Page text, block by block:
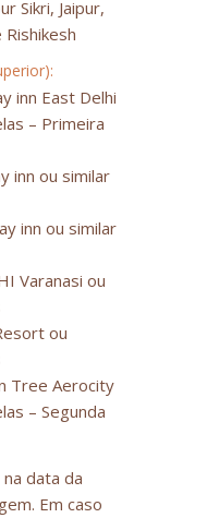
Sikri, Jaipur,
Rishikesh
inn East Delhi
– Primeira
inn ou similar
inn ou similar
Varanasi ou
ou
Tree Aerocity
– Segunda
data da
Em caso